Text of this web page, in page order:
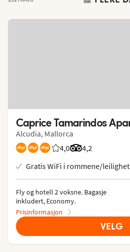
Caprice Tamarindos
Alcudia, Mallorca
4,0
Vurdering fra Vings
4,2
Vurdering fra
Gratis WiFi i rommene/
Fly og hotell 2 voksne. Bagasje
inkludert, Economy.
Prisinformasjon
VELG